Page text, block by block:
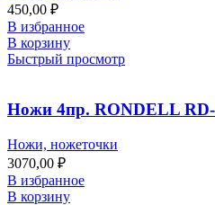
450,00 ₽
В избранное
В корзину
Быстрый просмотр
Ножи 4пр. RONDELL
Ножи, ножеточки
3070,00 ₽
В избранное
В корзину